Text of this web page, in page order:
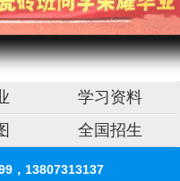
学习资料
全国招生
，13807313137